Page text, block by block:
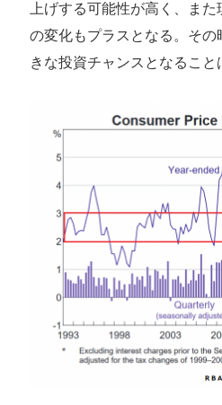
上げする可能性が高く、ま
の変化もプラスとなる。その
きな投資チャンスとなること